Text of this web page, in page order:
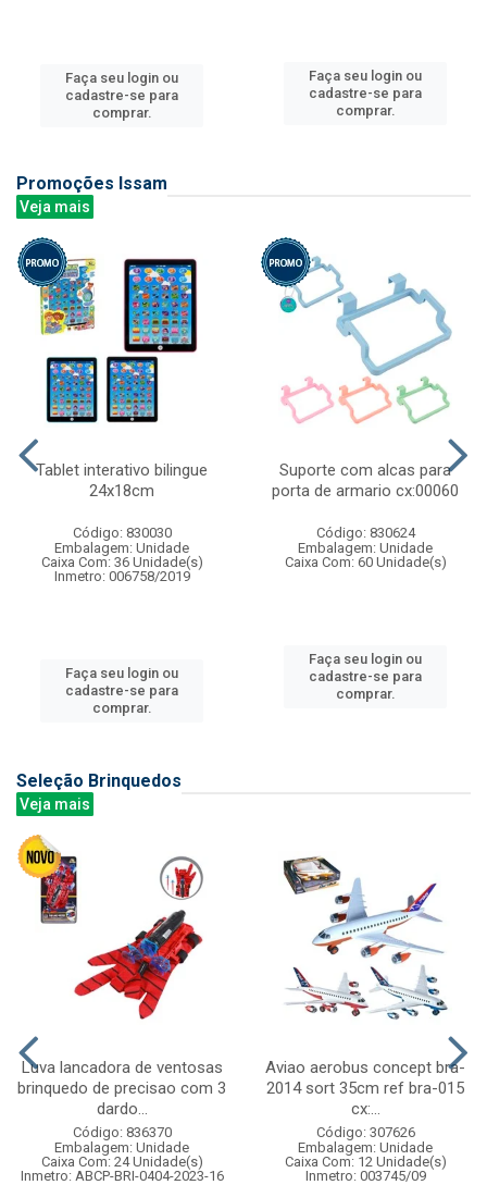
Faça seu login ou
cadastre-se para
comprar.
Faça seu login ou
cadastre-se para
comprar.
Promoções Issam
Veja mais
Tablet interativo bilingue
24x18cm
Código: 830030
Embalagem: Unidade
Caixa Com: 36 Unidade(s)
Inmetro: 006758/2019
Faça seu login ou
cadastre-se para
comprar.
Suporte com alcas para
porta de armario cx:00060
Código: 830624
Embalagem: Unidade
Caixa Com: 60 Unidade(s)
Faça seu login ou
cadastre-se para
comprar.
Seleção Brinquedos
Veja mais
Luva lancadora de ventosas
brinquedo de precisao com 3
dardo...
Código: 836370
Embalagem: Unidade
Caixa Com: 24 Unidade(s)
Inmetro: ABCP-BRI-0404-2023-16
Aviao aerobus concept bra-
2014 sort 35cm ref bra-015
cx:...
Código: 307626
Embalagem: Unidade
Caixa Com: 12 Unidade(s)
Inmetro: 003745/09